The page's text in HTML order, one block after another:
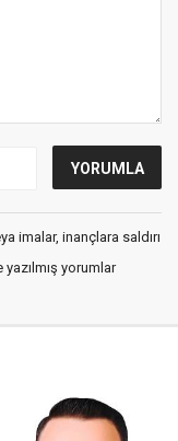
imalar, inançlara saldırı
yorumlar